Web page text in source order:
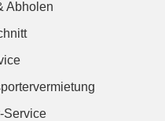
Abholen
Service